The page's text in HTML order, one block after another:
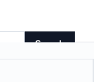
Search